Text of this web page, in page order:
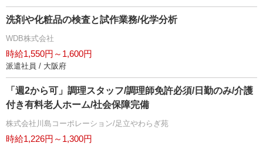
洗剤や化粧品の検査と試作業務/化学分析
WDB株式会社
時給1,550円～1,600円
派遣社員 / 大阪府
「週2から可」調理スタッフ/調理師免許必須/日勤のみ/介護
付き有料老人ホーム/社会保障完備
株式会社川島コーポレーション/足立やわらぎ苑
時給1,226円～1,300円